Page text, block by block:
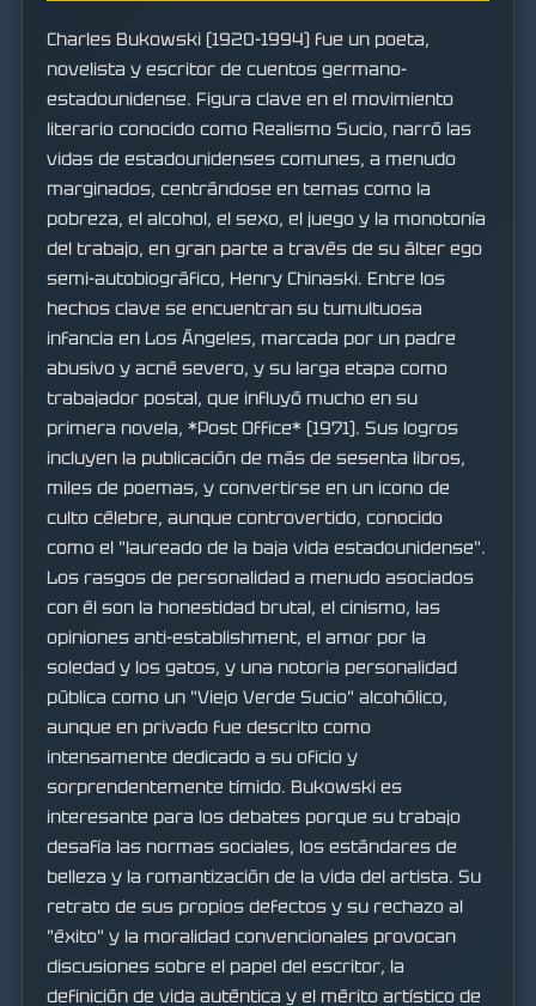
Charles Bukowski (1920-1994) fue un poeta,
novelista y escritor de cuentos germano-
estadounidense. Figura clave en el movimiento
literario conocido como Realismo Sucio, narró las
vidas de estadounidenses comunes, a menudo
marginados, centrándose en temas como la
pobreza, el alcohol, el sexo, el juego y la monotonía
del trabajo, en gran parte a través de su álter ego
semi-autobiográfico, Henry Chinaski. Entre los
hechos clave se encuentran su tumultuosa
infancia en Los Ángeles, marcada por un padre
abusivo y acné severo, y su larga etapa como
trabajador postal, que influyó mucho en su
primera novela, *Post Office* (1971). Sus logros
incluyen la publicación de más de sesenta libros,
miles de poemas, y convertirse en un icono de
culto célebre, aunque controvertido, conocido
como el "laureado de la baja vida estadounidense".
Los rasgos de personalidad a menudo asociados
con él son la honestidad brutal, el cinismo, las
opiniones anti-establishment, el amor por la
soledad y los gatos, y una notoria personalidad
pública como un "Viejo Verde Sucio" alcohólico,
aunque en privado fue descrito como
intensamente dedicado a su oficio y
sorprendentemente tímido. Bukowski es
interesante para los debates porque su trabajo
desafía las normas sociales, los estándares de
belleza y la romantización de la vida del artista. Su
retrato de sus propios defectos y su rechazo al
"éxito" y la moralidad convencionales provocan
discusiones sobre el papel del escritor, la
definición de vida auténtica y el mérito artístico de